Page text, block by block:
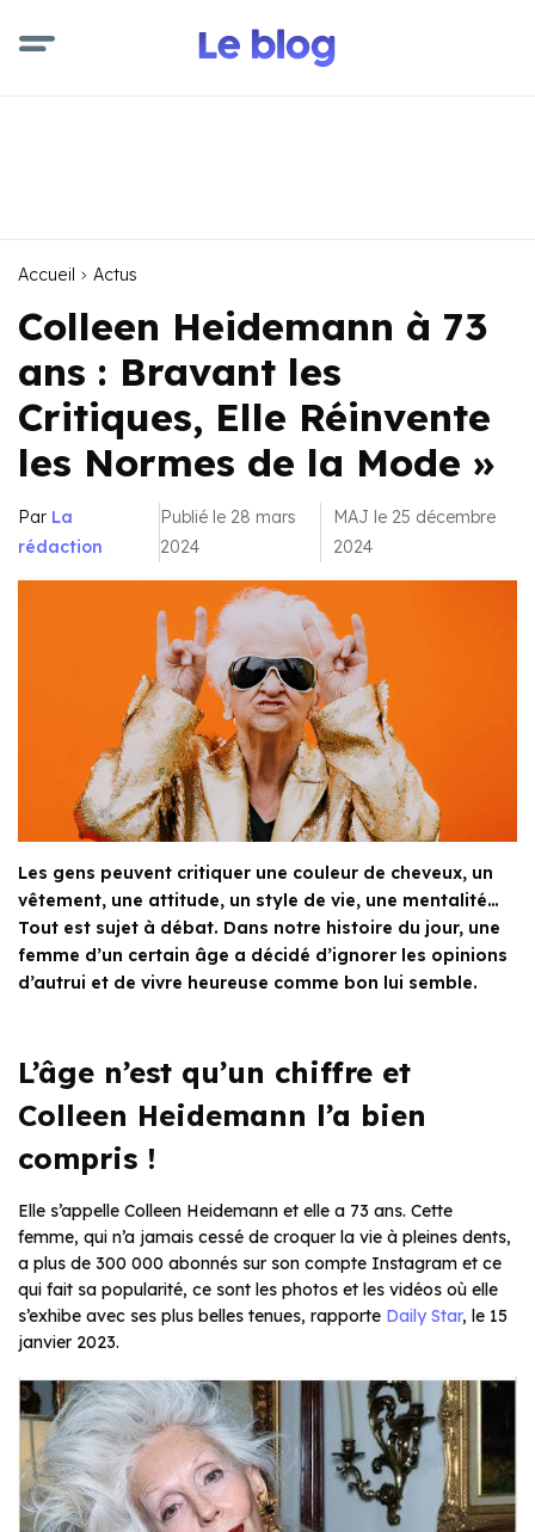
Accueil Actus
Colleen Heidemann à 73
ans : Bravant les
Critiques, Elle Réinvente
les Normes de la Mode »
Par La
rédaction
Publié le 28 mars
2024
MAJ le 25 décembre
2024
Les gens peuvent critiquer une couleur de cheveux, un
vêtement, une attitude, un style de vie, une mentalité…
Tout est sujet à débat. Dans notre histoire du jour, une
femme d’un certain âge a décidé d’ignorer les opinions
d’autrui et de vivre heureuse comme bon lui semble.
L’âge n’est qu’un chiffre et
Colleen Heidemann l’a bien
compris !
Elle s’appelle Colleen Heidemann et elle a 73 ans. Cette
femme, qui n’a jamais cessé de croquer la vie à pleines dents,
a plus de 300 000 abonnés sur son compte Instagram et ce
qui fait sa popularité, ce sont les photos et les vidéos où elle
s’exhibe avec ses plus belles tenues, rapporte Daily Star, le 15
janvier 2023.